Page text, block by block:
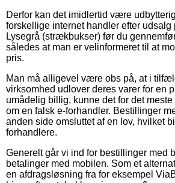
Derfor kan det imidlertid være
forskellige internet handler efter udsalg
Lysegrå (strækbukser) før du
således at man er velinformeret til at
pris.
Man må alligevel være obs på, at i
virksomhed udlover deres varer for en
umådelig billig, kunne det for det
om en falsk e-forhandler. Bestillinger
anden side omsluttet af en lov, hvilket
forhandlere.
Generelt går vi ind for bestillinger med
betalinger med mobilen. Som et
en afdragsløsning fra for eksempel